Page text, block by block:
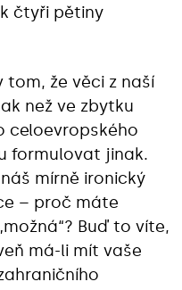
čtyři pětiny
tom, že věci z naší
než ve zbytku
celoevropského
formulovat jinak.
mírně ironický
– proč máte
Buď to víte,
má-li mít vaše